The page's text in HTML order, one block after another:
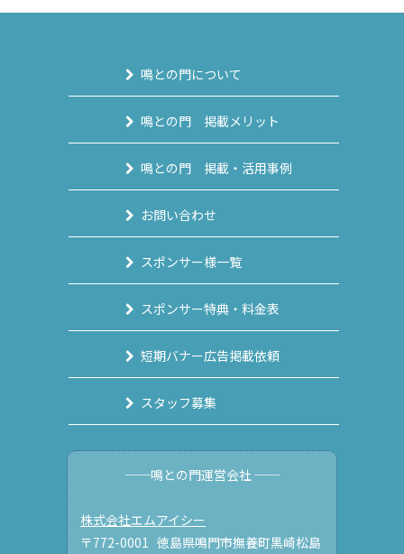
鳴との門について
鳴との門 掲載メリット
鳴との門 掲載・活用事例
お問い合わせ
スポンサー様一覧
スポンサー特典・料金表
短期バナー広告掲載依頼
スタッフ募集
──鳴との門運営会社 ──
株式会社エムアイシー
〒772-0001 徳島県鳴門市撫養町黒崎松島